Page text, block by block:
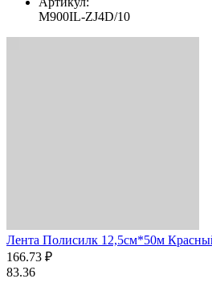
M900IL-ZJ4D/10
Лента Полисилк 12,5см*50м
166.73 ₽
83.36